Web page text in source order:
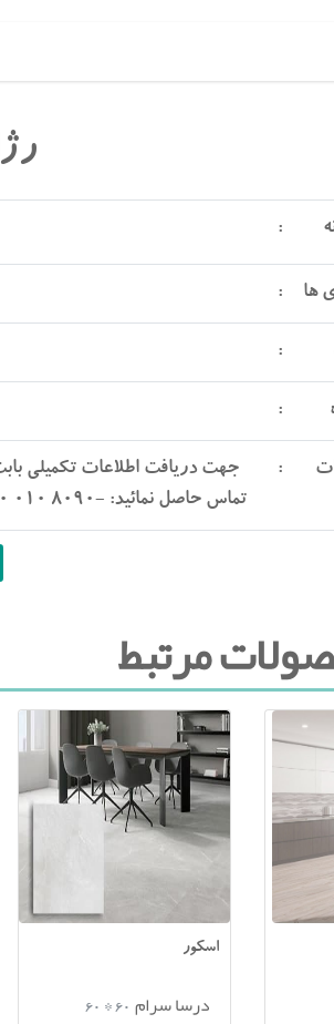
ها
جهت دریافت اطلاعات تکمیلی
تماس حاصل نمائید: -8090 010 910 98+ 5541 517 913 98+ ---9080 010 910 98+
مرتبط
اسکور
درسا سرام 60 * 60